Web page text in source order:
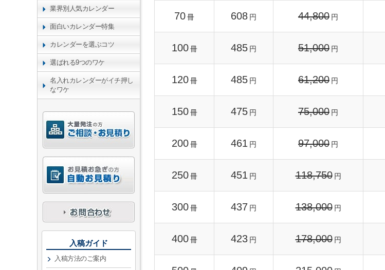
70冊 608 円 44,800 円
100 冊 485 円 51,000 円
120 冊 485 円 61,200 円
150 冊 475 円 75,000 円
200 冊 461 円 97,000 円
250 冊 451 円 118,750 円
300 冊 437 円 138,000 円
400 冊 423 円 178,000 円
業界別人気カレンダー
面白いカレンダー特集
カレンダーを選ぶコツ
選ばれる9つのワケ
名入れカレンダーがイチ押し
なワケ
入稿ガイド
入稿方法のご案内